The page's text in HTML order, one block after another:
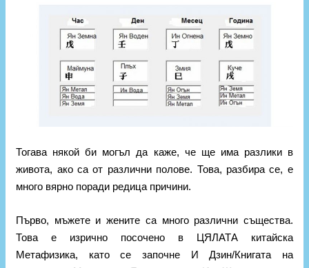
Тогава някой би могъл да каже, че ще има разлики в
живота, ако са от различни полове. Това, разбира се, е
много вярно поради редица причини.
Първо, мъжете и жените са много различни същества.
Това е изрично посочено в ЦЯЛАТА китайска
Метафизика, като се започне И Дзин/Книгата на